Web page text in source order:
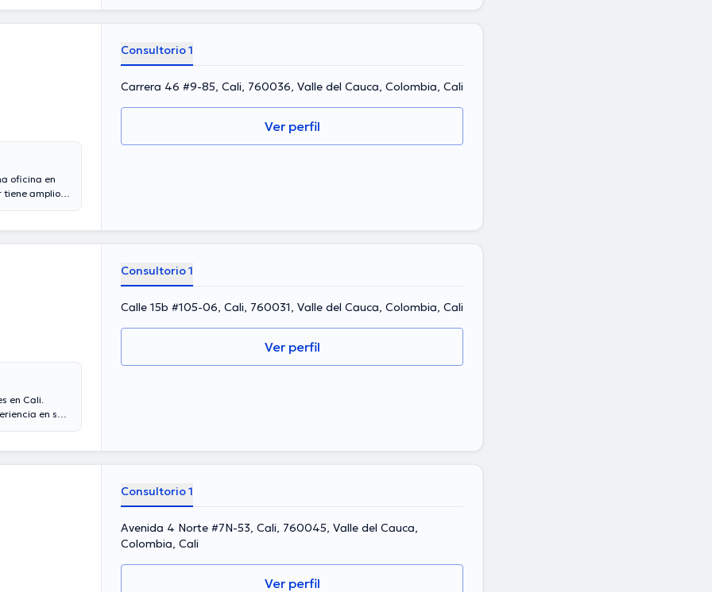
finalizar,
oficina en
tiene amplios
Consultorio 1
Carrera 46 #9-85, Cali, 760036, Valle del Cauca, Colombia, Cali
Ver perfil
en Cali.
en su
por el
Consultorio 1
Calle 15b #105-06, Cali, 760031, Valle del Cauca, Colombia, Cali
Ver perfil
Consultorio 1
Avenida 4 Norte #7N-53, Cali, 760045, Valle del Cauca,
Colombia, Cali
Ver perfil